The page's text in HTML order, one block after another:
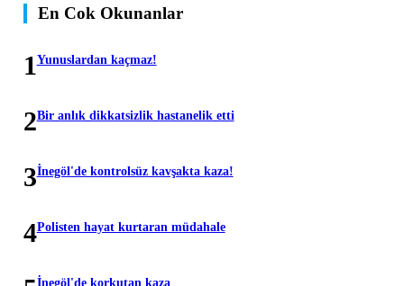
En Cok Okunanlar
1Yunuslardan kaçmaz!
2Bir anlık dikkatsizlik hastanelik etti
3İnegöl'de kontrolsüz kavşakta kaza!
4Polisten hayat kurtaran müdahale
İnegöl'de korkutan kaza